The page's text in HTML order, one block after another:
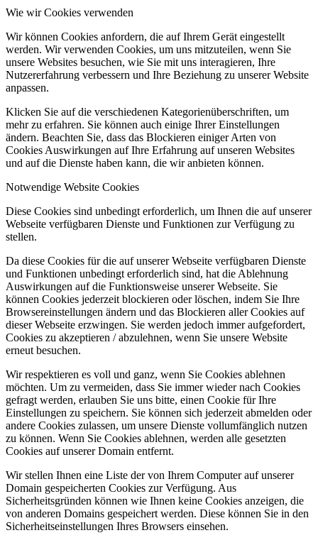
Wie wir Cookies verwenden
Wir können Cookies anfordern, die auf Ihrem Gerät eingestellt
werden. Wir verwenden Cookies, um uns mitzuteilen, wenn Sie
unsere Websites besuchen, wie Sie mit uns interagieren, Ihre
Nutzererfahrung verbessern und Ihre Beziehung zu unserer Website
anpassen.
Klicken Sie auf die verschiedenen Kategorienüberschriften, um
mehr zu erfahren. Sie können auch einige Ihrer Einstellungen
ändern. Beachten Sie, dass das Blockieren einiger Arten von
Cookies Auswirkungen auf Ihre Erfahrung auf unseren Websites
und auf die Dienste haben kann, die wir anbieten können.
Notwendige Website Cookies
Diese Cookies sind unbedingt erforderlich, um Ihnen die auf unserer
Webseite verfügbaren Dienste und Funktionen zur Verfügung zu
stellen.
Da diese Cookies für die auf unserer Webseite verfügbaren Dienste
und Funktionen unbedingt erforderlich sind, hat die Ablehnung
Auswirkungen auf die Funktionsweise unserer Webseite. Sie
können Cookies jederzeit blockieren oder löschen, indem Sie Ihre
Browsereinstellungen ändern und das Blockieren aller Cookies auf
dieser Webseite erzwingen. Sie werden jedoch immer aufgefordert,
Cookies zu akzeptieren / abzulehnen, wenn Sie unsere Website
erneut besuchen.
Wir respektieren es voll und ganz, wenn Sie Cookies ablehnen
möchten. Um zu vermeiden, dass Sie immer wieder nach Cookies
gefragt werden, erlauben Sie uns bitte, einen Cookie für Ihre
Einstellungen zu speichern. Sie können sich jederzeit abmelden oder
andere Cookies zulassen, um unsere Dienste vollumfänglich nutzen
zu können. Wenn Sie Cookies ablehnen, werden alle gesetzten
Cookies auf unserer Domain entfernt.
Wir stellen Ihnen eine Liste der von Ihrem Computer auf unserer
Domain gespeicherten Cookies zur Verfügung. Aus
Sicherheitsgründen können wie Ihnen keine Cookies anzeigen, die
von anderen Domains gespeichert werden. Diese können Sie in den
Sicherheitseinstellungen Ihres Browsers einsehen.